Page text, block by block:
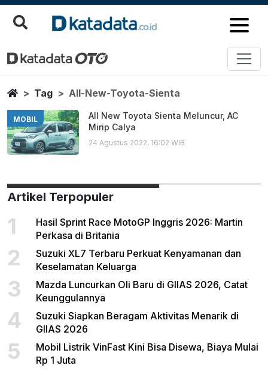
All New Toyota Sienta
Berita Terbaru
HomeTag All-New-Toyota-Sienta
MOBIL
All New Toyota Sienta Meluncur, AC
Mirip Calya
24 Agustus 2022, 16:02 WIB
Artikel Terpopuler
1
Hasil Sprint Race MotoGP Inggris 2026: Martin
Perkasa di Britania
2
Suzuki XL7 Terbaru Perkuat Kenyamanan dan
Keselamatan Keluarga
3
Mazda Luncurkan Oli Baru di GIIAS 2026, Catat
Keunggulannya
4
Suzuki Siapkan Beragam Aktivitas Menarik di
GIIAS 2026
5
Mobil Listrik VinFast Kini Bisa Disewa, Biaya Mulai
Rp 1 Juta